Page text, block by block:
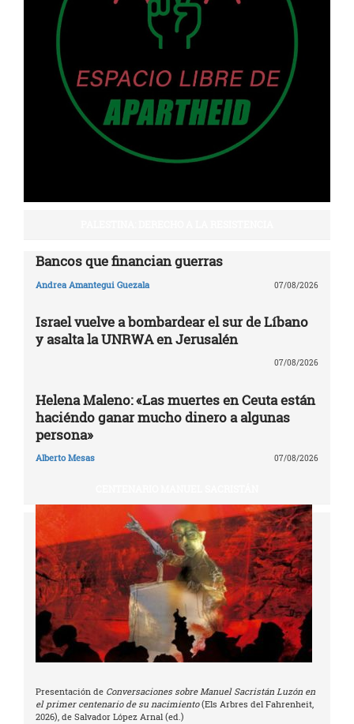
Bancos que financian guerras
Andrea Amantegui Guezala 07/08/2026
Israel vuelve a bombardear el sur de Líbano
y asalta la UNRWA en Jerusalén
07/08/2026
Helena Maleno: «Las muertes en Ceuta están
haciéndo ganar mucho dinero a algunas
persona»
Alberto Mesas 07/08/2026
Presentación de Conversaciones sobre Manuel Sacristán Luzón en
el primer centenario de su nacimiento(Els Arbres del Fahrenheit,
2026), de Salvador López Arnal (ed.)